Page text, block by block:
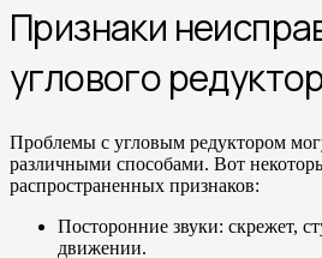
Признаки
углового
Проблемы с угловым редуктором
различными способами. Вот
распространенных признаков:
Посторонние звуки: скрежет,
движении.